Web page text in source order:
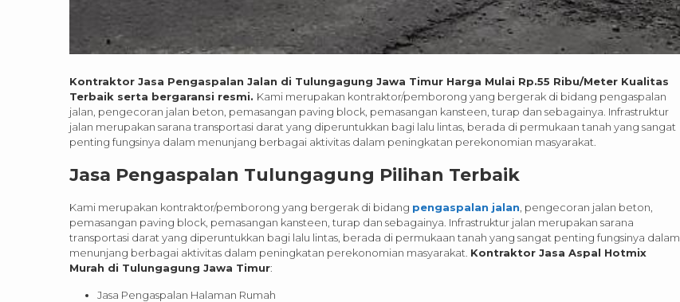
Kontraktor Jasa Pengaspalan Jalan di Tulungagung Jawa Timur Harga Mulai Rp.55 Ribu/Meter Kualitas
Terbaik serta bergaransi resmi. Kami merupakan kontraktor/pemborong yang bergerak di bidang pengaspalan
jalan, pengecoran jalan beton, pemasangan paving block, pemasangan kansteen, turap dan sebagainya. Infrastruktur
jalan merupakan sarana transportasi darat yang diperuntukkan bagi lalu lintas, berada di permukaan tanah yang sangat
penting fungsinya dalam menunjang berbagai aktivitas dalam peningkatan perekonomian masyarakat.
Jasa Pengaspalan Tulungagung Pilihan Terbaik
Kami merupakan kontraktor/pemborong yang bergerak di bidang pengaspalan jalan , pengecoran jalan beton,
pemasangan paving block, pemasangan kansteen, turap dan sebagainya. Infrastruktur jalan merupakan sarana
transportasi darat yang diperuntukkan bagi lalu lintas, berada di permukaan tanah yang sangat penting fungsinya dalam
menunjang berbagai aktivitas dalam peningkatan perekonomian masyarakat. Kontraktor Jasa Aspal Hotmix
Murah di Tulungagung Jawa Timur:
Jasa Pengaspalan Halaman Rumah